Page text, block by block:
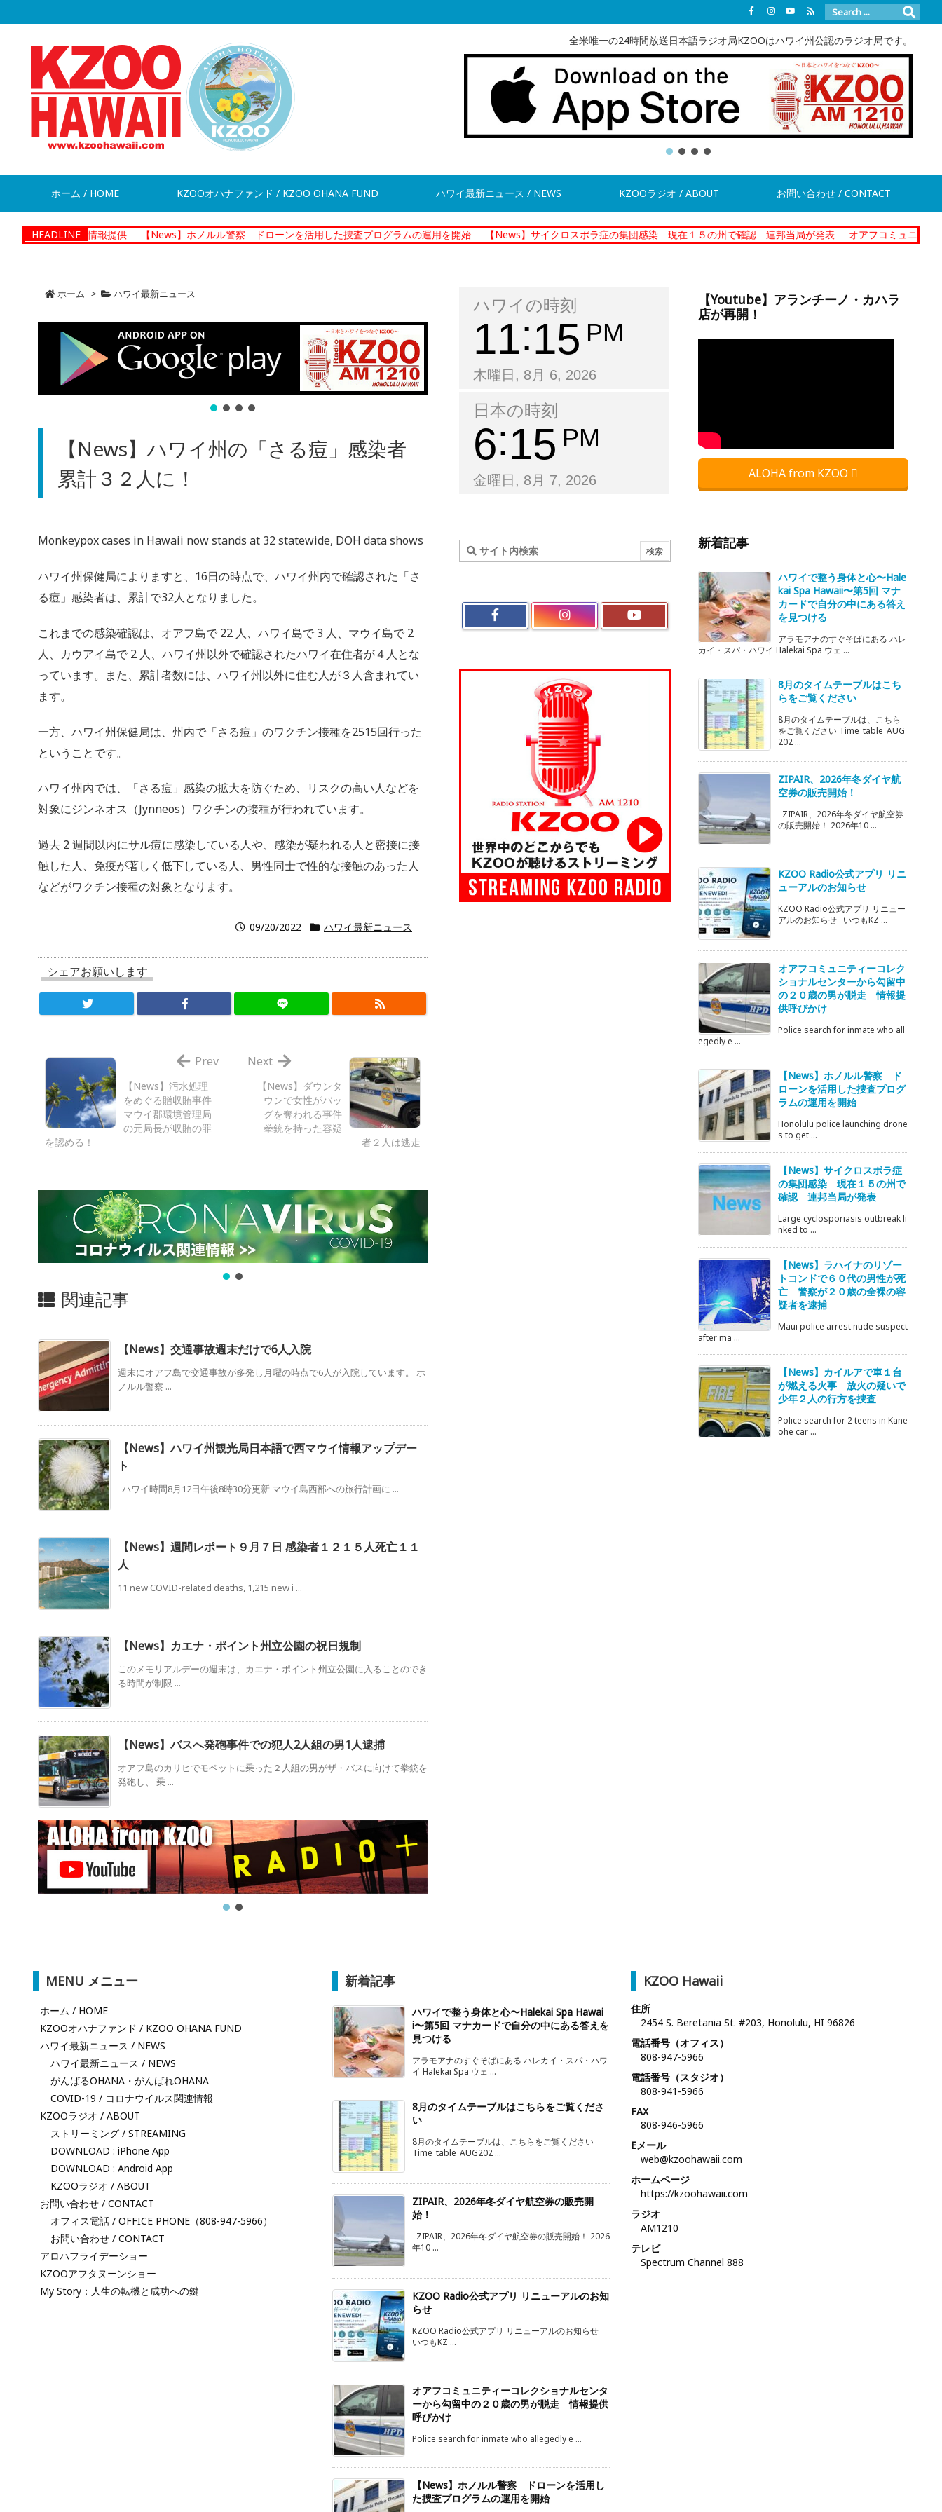
全米唯一の24時間放送日本語ラジオ局KZOOはハワイ州公認のラジオ局です。
ホーム / HOME KZOOオハナファンド / KZOO OHANA FUND ハワイ最新ニュース / NEWS KZOOラジオ / ABOUT お問い合わせ / CONTACT
HEADLINE
脱走 情報提供 【News】ホノルル警察 ドローンを活用した捜査プログラムの運用を開始 【News】サイクロスポラ症の集団感染 現在１５の州で確認 連邦当局が発表 オアフコミュニティーコレクシ
ホーム > ハワイ最新ニュース
【News】ハワイ州の「さる痘」感染者
累計３２人に！
Monkeypox cases in Hawaii now stands at 32 statewide, DOH data shows
ハワイ州保健局によりますと、16日の時点で、ハワイ州内で確認された「さ
る痘」感染者は、累計で32人となりました。
これまでの感染確認は、オアフ島で 22 人、ハワイ島で 3 人、マウイ島で 2
人、カウアイ島で 2 人、ハワイ州以外で確認されたハワイ在住者が４人とな
っています。また、累計者数には、ハワイ州以外に住む人が３人含まれてい
ます。
一方、ハワイ州保健局は、州内で「さる痘」のワクチン接種を2515回行った
ということです。
ハワイ州内では、「さる痘」感染の拡大を防ぐため、リスクの高い人などを
対象にジンネオス（Jynneos）ワクチンの接種が行われています。
過去 2 週間以内にサル痘に感染している人や、感染が疑われる人と密接に接
触した人、免疫が著しく低下している人、男性同士で性的な接触のあった人
などがワクチン接種の対象となります。
09/20/2022 ハワイ最新ニュース
シェアお願いします
【News】ダウンタ
ウンで女性がバッ
グを奪われる事件
拳銃を持った容疑
者２人は逃走
Next
【News】汚水処理
をめぐる贈収賄事件
マウイ郡環境管理局
の元局長が収賄の罪
を認める！
Prev
関連記事
【News】交通事故週末だけで6人入院
週末にオアフ島で交通事故が多発し月曜の時点で6人が入院しています。 ホ
ノルル警察 ...
【News】ハワイ州観光局日本語で西マウイ情報アップデー
ト
ハワイ時間8月12日午後8時30分更新 マウイ島西部への旅行計画に ...
【News】週間レポート９月７日 感染者１２１５人死亡１１
人
11 new COVID-related deaths, 1,215 new i ...
【News】カエナ・ポイント州立公園の祝日規制
このメモリアルデーの週末は、カエナ・ポイント州立公園に入ることのでき
る時間が制限 ...
【News】バスへ発砲事件での犯人2人組の男1人逮捕
オアフ島のカリヒでモペットに乗った２人組の男がザ・バスに向けて拳銃を
発砲し、 乗 ...
ハワイの時刻
11 15 PM
木曜日, 8月 6, 2026
日本の時刻
6 15 PM
金曜日, 8月 7, 2026
【Youtube】アランチーノ・カハラ
店が再開！
ALOHA from KZOO
新着記事
ハワイで整う身体と心〜Hale
kai Spa Hawaii〜第5回 マナ
カードで自分の中にある答え
を見つける
アラモアナのすぐそばにある ハレ
カイ・スパ・ハワイ Halekai Spa ウェ ...
8月のタイムテーブルはこち
らをご覧ください
8月のタイムテーブルは、こちら
をご覧ください Time_table_AUG
202 ...
ZIPAIR、2026年冬ダイヤ航
空券の販売開始！
ZIPAIR、2026年冬ダイヤ航空券
の販売開始！ 2026年10 ...
KZOO Radio公式アプリ リニ
ューアルのお知らせ
KZOO Radio公式アプリ リニュー
アルのお知らせ いつもKZ ...
オアフコミュニティーコレク
ショナルセンターから勾留中
の２０歳の男が脱走 情報提
供呼びかけ
Police search for inmate who all
egedly e ...
【News】ホノルル警察 ド
ローンを活用した捜査プログ
ラムの運用を開始
Honolulu police launching drone
s to get ...
【News】サイクロスポラ症
の集団感染 現在１５の州で
確認 連邦当局が発表
Large cyclosporiasis outbreak li
nked to ...
【News】ラハイナのリゾー
トコンドで６０代の男性が死
亡 警察が２０歳の全裸の容
疑者を逮捕
Maui police arrest nude suspect
after ma ...
【News】カイルアで車１台
が燃える火事 放火の疑いで
少年２人の行方を捜査
Police search for 2 teens in Kane
ohe car ...
MENU メニュー
ホーム / HOME
KZOOオハナファンド / KZOO OHANA FUND
ハワイ最新ニュース / NEWS
ハワイ最新ニュース / NEWS
がんばるOHANA・がんばれOHANA
COVID-19 / コロナウイルス関連情報
KZOOラジオ / ABOUT
ストリーミング / STREAMING
DOWNLOAD : iPhone App
DOWNLOAD : Android App
KZOOラジオ / ABOUT
お問い合わせ / CONTACT
オフィス電話 / OFFICE PHONE（808-947-5966）
お問い合わせ / CONTACT
アロハフライデーショー
KZOOアフタヌーンショー
My Story：人生の転機と成功への鍵
新着記事
ハワイで整う身体と心〜Halekai Spa Hawai
i〜第5回 マナカードで自分の中にある答えを
見つける
アラモアナのすぐそばにある ハレカイ・スパ・ハワ
イ Halekai Spa ウェ ...
8月のタイムテーブルはこちらをご覧くださ
い
8月のタイムテーブルは、こちらをご覧ください
Time_table_AUG202 ...
ZIPAIR、2026年冬ダイヤ航空券の販売開
始！
ZIPAIR、2026年冬ダイヤ航空券の販売開始！ 2026
年10 ...
KZOO Radio公式アプリ リニューアルのお知
らせ
KZOO Radio公式アプリ リニューアルのお知らせ
いつもKZ ...
オアフコミュニティーコレクショナルセンタ
ーから勾留中の２０歳の男が脱走 情報提供
呼びかけ
Police search for inmate who allegedly e ...
【News】ホノルル警察 ドローンを活用し
た捜査プログラムの運用を開始
KZOO Hawaii
住所
2454 S. Beretania St. #203, Honolulu, HI 96826
電話番号（オフィス）
808-947-5966
電話番号（スタジオ）
808-941-5966
FAX
808-946-5966
Eメール
web@kzoohawaii.com
ホームページ
https://kzoohawaii.com
ラジオ
AM1210
テレビ
Spectrum Channel 888